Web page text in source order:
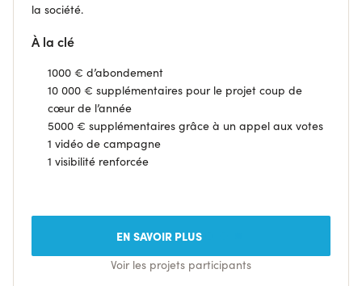
la société.
À la clé
1000 € d’abondement
10 000 € supplémentaires pour le projet coup de
cœur de l’année
5000 € supplémentaires grâce à un appel aux votes
1 vidéo de campagne
1 visibilité renforcée
EN SAVOIR PLUS
Voir les projets participants